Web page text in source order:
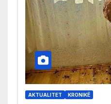
AKTUALITET KRONIKË